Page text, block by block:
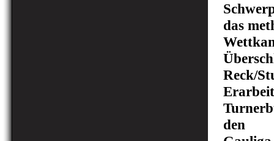
das
Reck/
den